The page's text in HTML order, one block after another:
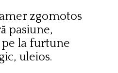
zgomotos
pasiune,
pe la furtune
uleios.